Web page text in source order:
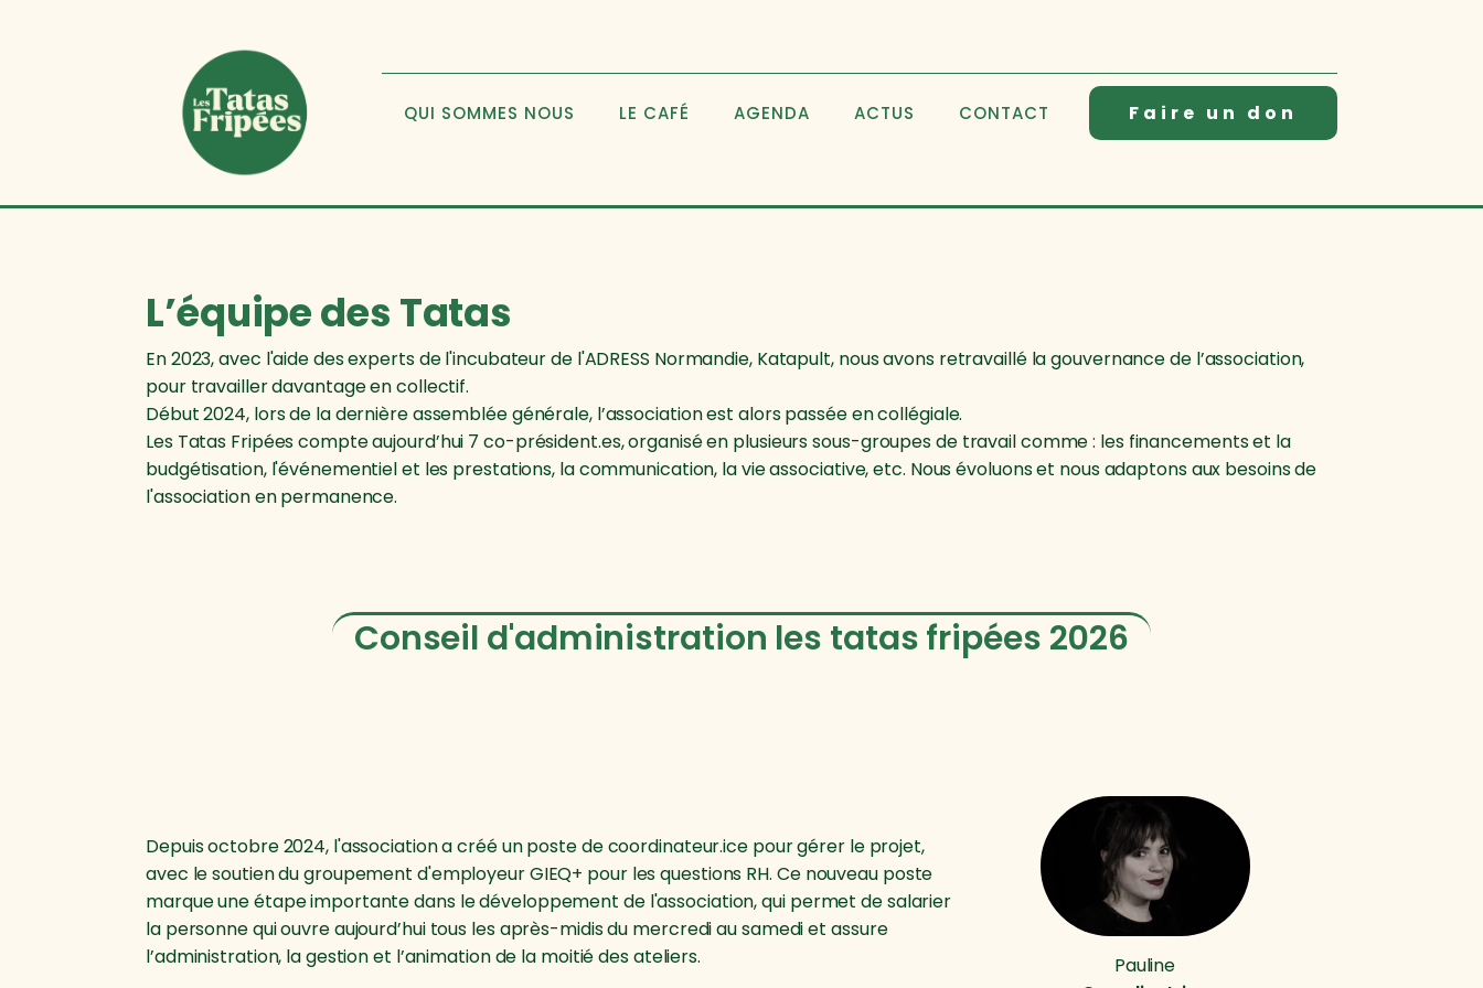
QUI SOMMES NOUS LE CAFÉ AGENDA ACTUS CONTACT Faire un don
L’équipe des Tatas
En 2023, avec l'aide des experts de l'incubateur de l'ADRESS Normandie, Katapult, nous avons retravaillé la gouvernance de l’association,
pour travailler davantage en collectif.
Début 2024, lors de la dernière assemblée générale, l’association est alors passée en collégiale.
Les Tatas Fripées compte aujourd’hui 7 co-président.es, organisé en plusieurs sous-groupes de travail comme : les financements et la
budgétisation, l'événementiel et les prestations, la communication, la vie associative, etc. Nous évoluons et nous adaptons aux besoins de
l'association en permanence.
Conseil d'administration les tatas fripées 2026
Depuis octobre 2024, l'association a créé un poste de coordinateur.ice pour gérer le projet,
avec le soutien du groupement d'employeur GIEQ+ pour les questions RH. Ce nouveau poste
marque une étape importante dans le développement de l'association, qui permet de salarier
la personne qui ouvre aujourd’hui tous les après-midis du mercredi au samedi et assure
l’administration, la gestion et l’animation de la moitié des ateliers.
Pauline